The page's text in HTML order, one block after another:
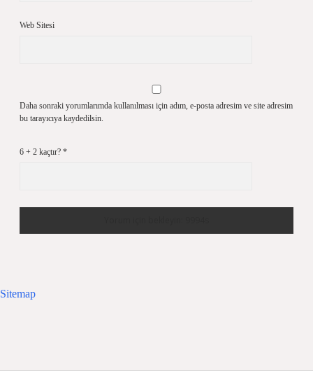
Web Sitesi
Daha sonraki yorumlarımda kullanılması için adım, e-posta adresim ve site adresim
bu tarayıcıya kaydedilsin.
6 + 2 kaçtır? *
Sitemap